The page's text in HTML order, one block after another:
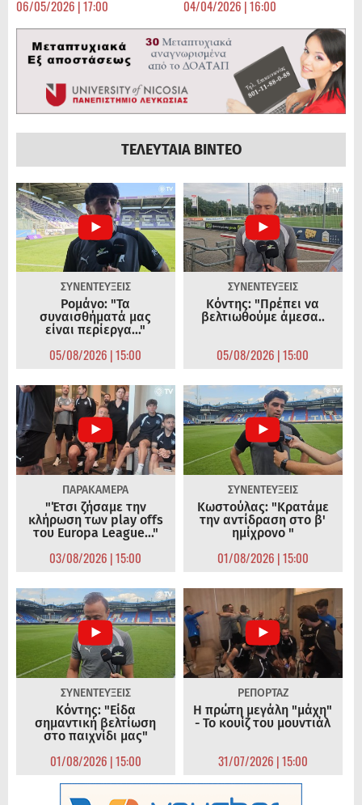
06/05/2026 | 17:00 04/04/2026 | 16:00
ΤΕΛΕΥΤΑΙΑ ΒΙΝΤΕΟ
ΣΥΝΕΝΤΕΥΞΕΙΣ
Ρομάνο: "Τα
συναισθήματά μας
είναι περίεργα..."
05/08/2026 | 15:00
ΣΥΝΕΝΤΕΥΞΕΙΣ
Κόντης: "Πρέπει να
βελτιωθούμε άμεσα..
05/08/2026 | 15:00
ΠΑΡΑΚΑΜΕΡΑ
"Έτσι ζήσαμε την
κλήρωση των play offs
του Europa League..."
03/08/2026 | 15:00
ΣΥΝΕΝΤΕΥΞΕΙΣ
Κωστούλας: "Κρατάμε
την αντίδραση στο β'
ημίχρονο "
01/08/2026 | 15:00
ΣΥΝΕΝΤΕΥΞΕΙΣ
Κόντης: "Είδα
σημαντική βελτίωση
στο παιχνίδι μας"
01/08/2026 | 15:00
ΡΕΠΟΡΤΑΖ
Η πρώτη μεγάλη "μάχη"
- Το κουίζ του μουντιάλ
31/07/2026 | 15:00